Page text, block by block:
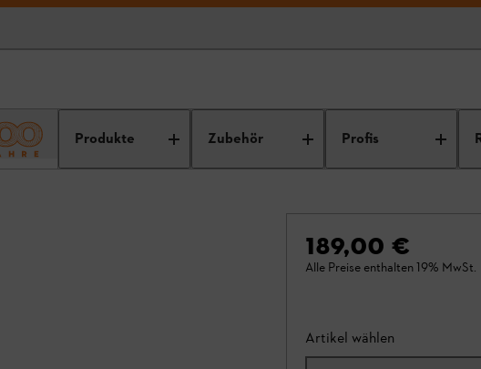
Produkte Zubehör Profis
189,00 €
Alle Preise enthalten 19% MwSt.
Artikel wählen